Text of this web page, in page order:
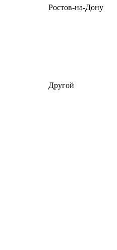
Ростов-на-Дону
Другой